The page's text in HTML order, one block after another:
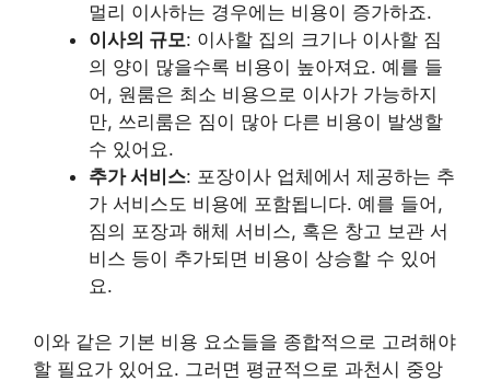
멀리 이사하는 경우에는 비용이 증가하죠.
이사의 규모: 이사할 집의 크기나 이사할 짐
의 양이 많을수록 비용이 높아져요. 예를 들
어, 원룸은 최소 비용으로 이사가 가능하지
만, 쓰리룸은 짐이 많아 다른 비용이 발생할
수 있어요.
추가 서비스: 포장이사 업체에서 제공하는 추
가 서비스도 비용에 포함됩니다. 예를 들어,
짐의 포장과 해체 서비스, 혹은 창고 보관 서
비스 등이 추가되면 비용이 상승할 수 있어
요.
이와 같은 기본 비용 요소들을 종합적으로 고려해야
할 필요가 있어요. 그러면 평균적으로 과천시 중앙